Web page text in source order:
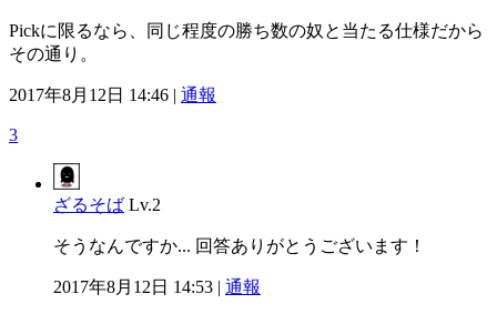
Pickに限るなら、同じ程度の勝ち数の奴と当たる仕様だから
その通り。
2017年8月12日 14:46 | 通報
3
ざるそば Lv.2
そうなんですか... 回答ありがとうございます！
2017年8月12日 14:53 | 通報